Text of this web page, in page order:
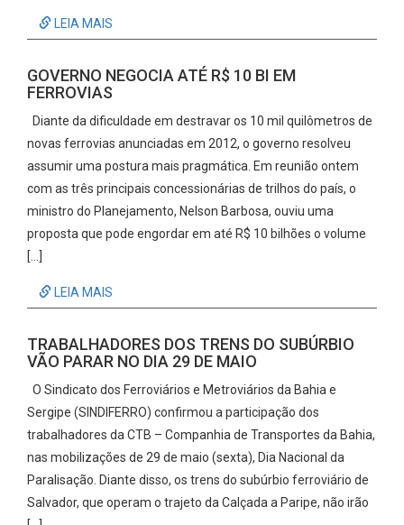
LEIA MAIS
GOVERNO NEGOCIA ATÉ R$ 10 BI EM
FERROVIAS
Diante da dificuldade em destravar os 10 mil quilômetros de
novas ferrovias anunciadas em 2012, o governo resolveu
assumir uma postura mais pragmática. Em reunião ontem
com as três principais concessionárias de trilhos do país, o
ministro do Planejamento, Nelson Barbosa, ouviu uma
proposta que pode engordar em até R$ 10 bilhões o volume
[…]
LEIA MAIS
TRABALHADORES DOS TRENS DO SUBÚRBIO
VÃO PARAR NO DIA 29 DE MAIO
O Sindicato dos Ferroviários e Metroviários da Bahia e
Sergipe (SINDIFERRO) confirmou a participação dos
trabalhadores da CTB – Companhia de Transportes da Bahia,
nas mobilizações de 29 de maio (sexta), Dia Nacional da
Paralisação. Diante disso, os trens do subúrbio ferroviário de
Salvador, que operam o trajeto da Calçada a Paripe, não irão